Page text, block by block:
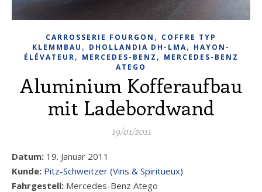
CARROSSERIE FOURGON , COFFRE TYP
KLEMMBAU , DHOLLANDIA DH-LMA, HAYON-
ÉLÉVATEUR, MERCEDES-BENZ , MERCEDES-BENZ
ATEGO
Aluminium Kofferaufbau
mit Ladebordwand
19/01/2011
Datum: 19. Januar 2011
Kunde: Pitz-Schweitzer (Vins & Spiritueux)
Fahrgestell: Mercedes-Benz Atego